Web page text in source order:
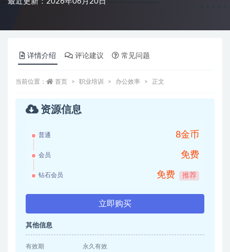
详情介绍 评论建议 常见问题
当前位置： 首页 职业培训 办公效率 正文
资源信息
普通 8金币
会员 免费
钻石会员 免费 推荐
立即购买
其他信息
有效期 永久有效